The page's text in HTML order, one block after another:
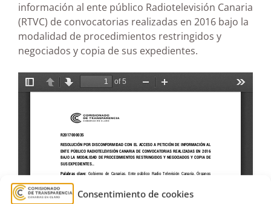
Consentimiento de cookies
información al ente público Radiotelevisión Canaria
(RTVC) de convocatorias realizadas en 2016 bajo la
modalidad de procedimientos restringidos y
negociados y copia de sus expedientes.